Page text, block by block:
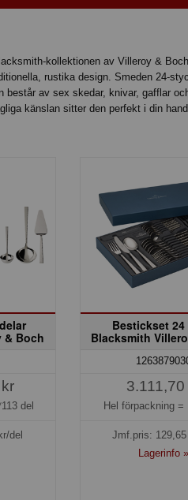
kollektionen av Villeroy &
rustika design. Smeden 24-
av sex skedar, knivar, gafflar
känslan sitter den perfekt i din
& Boch
del
del
Bestickset 24
Blacksmith
3.111,70
Hel förpackning =
Jmf.pris: 129,65
Lagerinfo »